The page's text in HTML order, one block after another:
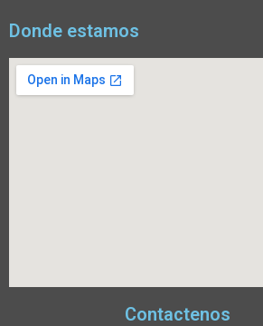
Donde estamos
Contactenos